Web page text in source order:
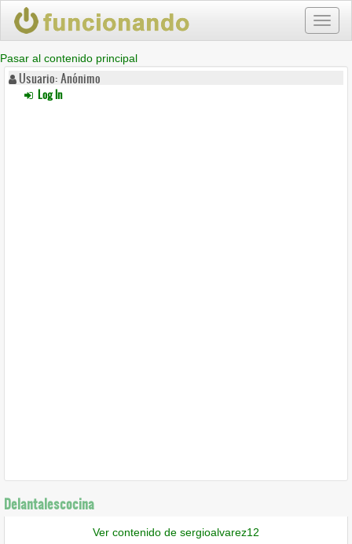
Pasar al contenido principal
Usuario: Anónimo
Log In
Delantalescocina
Ver contenido de sergioalvarez12